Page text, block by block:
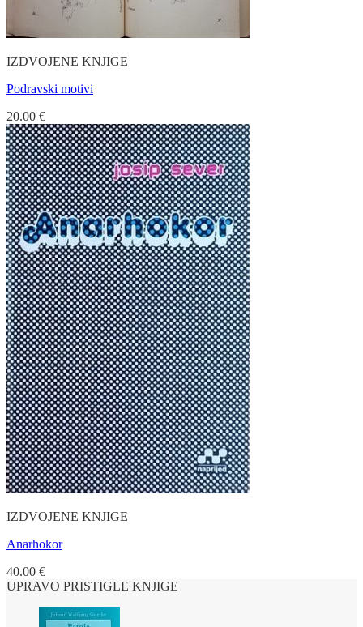
IZDVOJENE KNJIGE
Podravski motivi
20.00 €
IZDVOJENE KNJIGE
Anarhokor
40.00 €
UPRAVO PRISTIGLE KNJIGE